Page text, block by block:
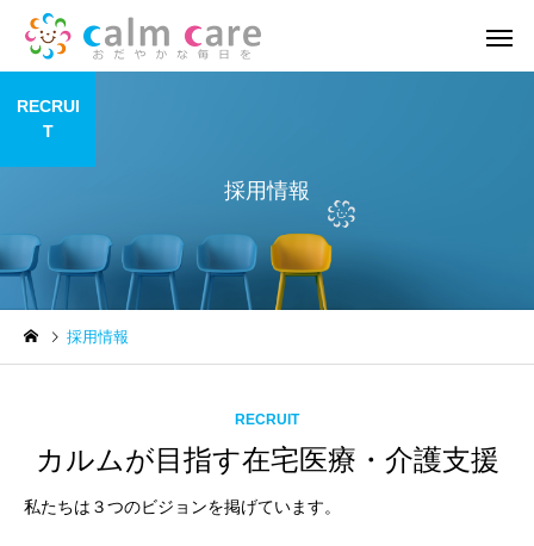
訪問看護
新着記事
地域活動報告⑥ 地域活動報告⑤
採用情報
RECRUI
T
採用情報
RECRUIT
カルムが目指す在宅医療・介護支援
私たちは３つのビジョンを掲げています。